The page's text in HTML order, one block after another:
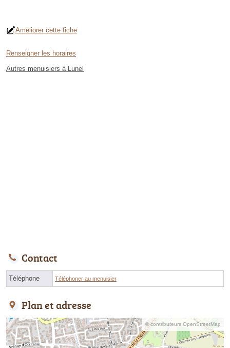
Améliorer cette fiche
Renseigner les horaires
Autres menuisiers à Lunel
Contact
Téléphone Téléphoner au menuisier
Plan et adresse
© contributeurs OpenStreetMap